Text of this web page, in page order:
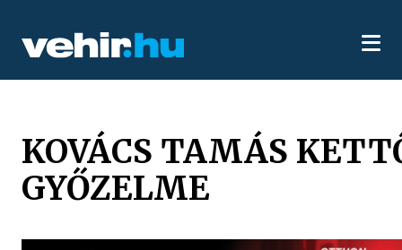
KOVÁCS TAMÁS
GYŐZELME